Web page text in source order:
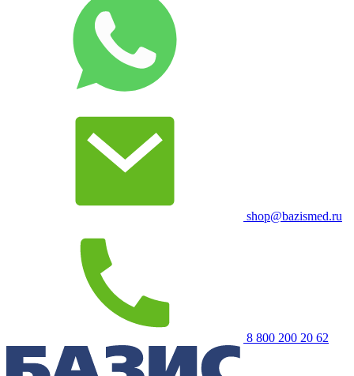
shop@bazismed.ru
8 800 200 20 62